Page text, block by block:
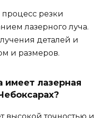
резки
лазерного луча.
деталей и
и размеров.
имеет лазерная